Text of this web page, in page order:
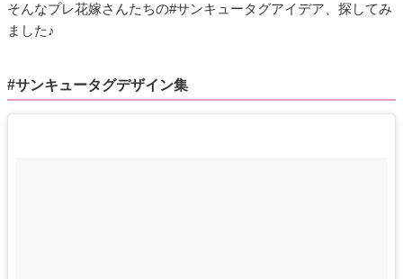
そんなプレ花嫁さんたちの#サンキュータグアイデア、探してみ
ました♪
#サンキュータグデザイン集